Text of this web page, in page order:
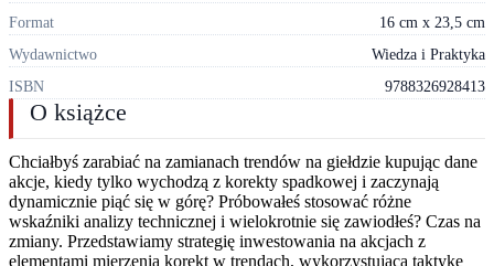
Format
16 cm x 23,5 cm
Wydawnictwo
Wiedza i Praktyka
ISBN
9788326928413
O książce
Chciałbyś zarabiać na zamianach trendów na giełdzie kupując dane
akcje, kiedy tylko wychodzą z korekty spadkowej i zaczynają
dynamicznie piąć się w górę? Próbowałeś stosować różne
wskaźniki analizy technicznej i wielokrotnie się zawiodłeś? Czas na
zmiany. Przedstawiamy strategię inwestowania na akcjach z
elementami mierzenia korekt w trendach, wykorzystującą taktykę